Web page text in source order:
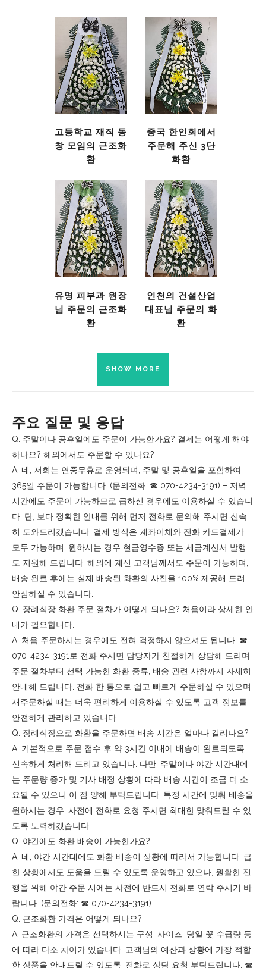
고등학교 재직 동
창 모임의 근조화
환
중국 한인회에서
주문해 주신 3단
화환
유명 피부과 원장
님 주문의 근조화
환
인천의 건설산업
대표님 주문의 화
환
SHOW MORE
주요 질문 및 응답
Q. 주말이나 공휴일에도 주문이 가능한가요? 결제는 어떻게 해야
하나요? 해외에서도 주문할 수 있나요?
A. 네, 저희는 연중무휴로 운영되며, 주말 및 공휴일을 포함하여
365일 주문이 가능합니다. (문의전화: ☎︎ 070-4234-3191) – 저녁
시간에도 주문이 가능하므로 급하신 경우에도 이용하실 수 있습니
다. 단, 보다 정확한 안내를 위해 먼저 전화로 문의해 주시면 신속
히 도와드리겠습니다. 결제 방식은 계좌이체와 전화 카드결제가
모두 가능하며, 원하시는 경우 현금영수증 또는 세금계산서 발행
도 지원해 드립니다. 해외에 계신 고객님께서도 주문이 가능하며,
배송 완료 후에는 실제 배송된 화환의 사진을 100% 제공해 드려
안심하실 수 있습니다.
Q. 장례식장 화환 주문 절차가 어떻게 되나요? 처음이라 상세한 안
내가 필요합니다.
A. 처음 주문하시는 경우에도 전혀 걱정하지 않으셔도 됩니다. ☎︎
070-4234-3191로 전화 주시면 담당자가 친절하게 상담해 드리며,
주문 절차부터 선택 가능한 화환 종류, 배송 관련 사항까지 자세히
안내해 드립니다. 전화 한 통으로 쉽고 빠르게 주문하실 수 있으며,
재주문하실 때는 더욱 편리하게 이용하실 수 있도록 고객 정보를
안전하게 관리하고 있습니다.
Q. 장례식장으로 화환을 주문하면 배송 시간은 얼마나 걸리나요?
A. 기본적으로 주문 접수 후 약 3시간 이내에 배송이 완료되도록
신속하게 처리해 드리고 있습니다. 다만, 주말이나 야간 시간대에
는 주문량 증가 및 기사 배정 상황에 따라 배송 시간이 조금 더 소
요될 수 있으니 이 점 양해 부탁드립니다. 특정 시간에 맞춰 배송을
원하시는 경우, 사전에 전화로 요청 주시면 최대한 맞춰드릴 수 있
도록 노력하겠습니다.
Q. 야간에도 화환 배송이 가능한가요?
A. 네, 야간 시간대에도 화환 배송이 상황에 따라서 가능합니다. 급
한 상황에서도 도움을 드릴 수 있도록 운영하고 있으나, 원활한 진
행을 위해 야간 주문 시에는 사전에 반드시 전화로 연락 주시기 바
랍니다. (문의전화: ☎︎ 070-4234-3191)
Q. 근조화환 가격은 어떻게 되나요?
A. 근조화환의 가격은 선택하시는 구성, 사이즈, 당일 꽃 수급량 등
에 따라 다소 차이가 있습니다. 고객님의 예산과 상황에 가장 적합
한 상품을 안내드릴 수 있도록, 전화로 상담 요청 부탁드립니다. ☎︎